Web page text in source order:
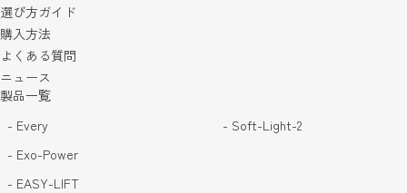
選び方ガイド
購入方法
よくある質問
ニュース
製品一覧
- Every
- Exo-Power
- EASY-LIFT
- Soft-Light-2